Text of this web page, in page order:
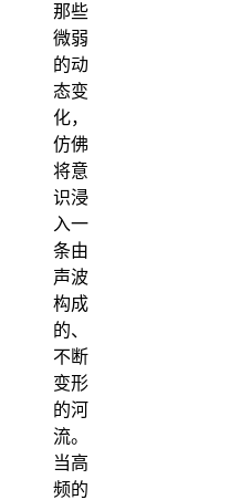
那些
微弱
的动
态变
化，
仿佛
将意
识浸
入一
条由
声波
构成
的、
不断
变形
的河
流。
当高
频的